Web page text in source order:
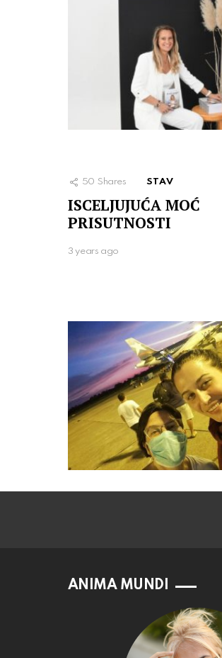
50 Shares STAV
ISCELJUJUĆA MOĆ
PRISUTNOSTI
3 years ago
ANIMA MUNDI